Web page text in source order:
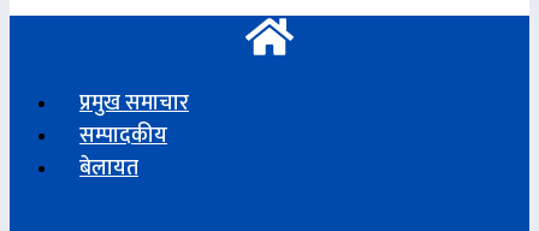
प्रमुख समाचार
सम्पादकीय
बेलायत